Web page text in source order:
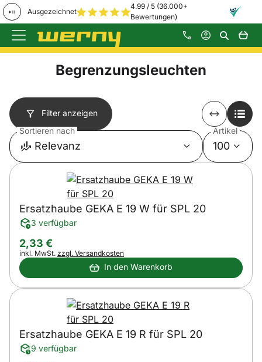
Ausgezeichnet
4.99 / 5 (36.000+
Bewertungen)
Zum Hauptinhalt springen
Begrenzungsleuchten
Filter anzeigen
Sortieren nach
Relevanz
Artikel
100
Ersatzhaube GEKA E 19 W für SPL 20
3 verfügbar
2,33 €
Steuerhinweis:
inkl. MwSt. zzgl. Versandkosten
In den Warenkorb
Ersatzhaube GEKA E 19 R für SPL 20
9 verfügbar